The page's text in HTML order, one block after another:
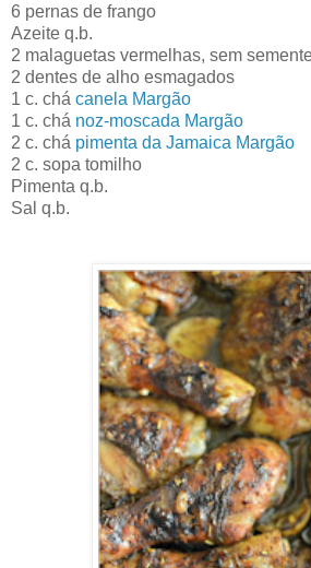
6 pernas de frango
Azeite q.b.
2 malaguetas vermelhas, sem
2 dentes de alho esmagados
1 c. chá canela Margão
1 c. chá noz-moscada Margão
2 c. chá pimenta da Jamaica Margão
2 c. sopa tomilho
Pimenta q.b.
Sal q.b.